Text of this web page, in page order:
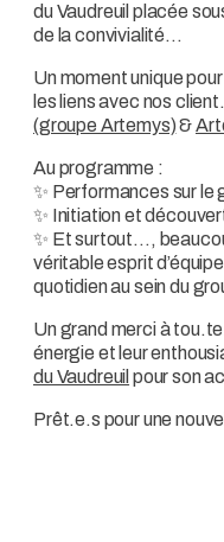
du Vaudreuil placée
de la convivialité…
Un moment unique
les liens avec nos
(groupe Artemys)&
Au programme :
✨ Performances sur le
✨ Initiation et
✨ Et surtout…,
véritable esprit
quotidien au sein du
Un grand merci à
énergie et leur
du Vaudreuil pour son
Prêt.e.s pour une